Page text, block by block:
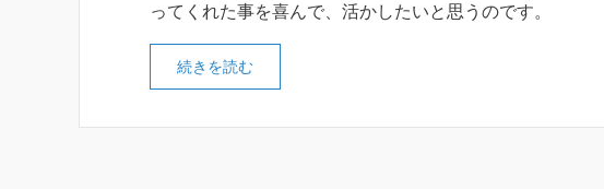
ってくれた事を喜んで、活かしたいと思うのです。
続きを読む